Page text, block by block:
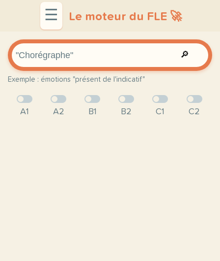
☰ Le moteur du FLE 🚀
🔎
Exemple : émotions "présent de l'indicatif"
A1 A2 B1 B2 C1 C2